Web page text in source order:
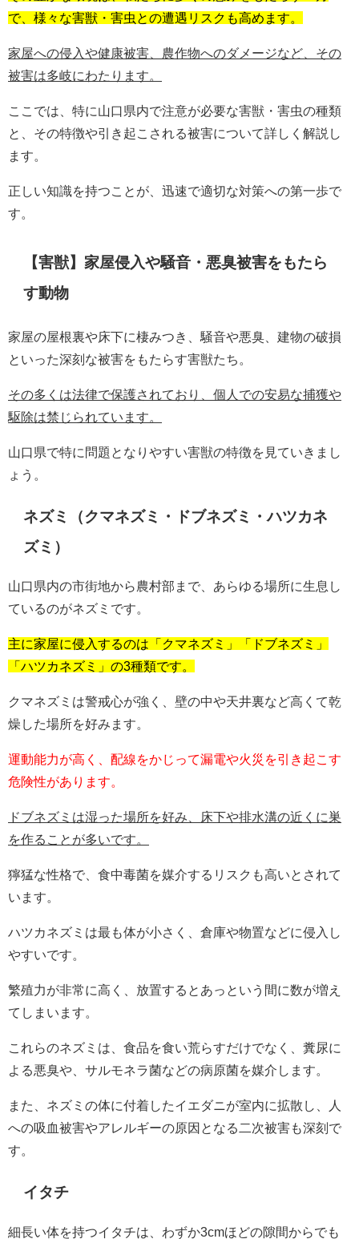
で、様々な害獣・害虫との遭遇リスクも高めます。
家屋への侵入や健康被害、農作物へのダメージなど、その
被害は多岐にわたります。
ここでは、特に山口県内で注意が必要な害獣・害虫の種類
と、その特徴や引き起こされる被害について詳しく解説し
ます。
正しい知識を持つことが、迅速で適切な対策への第一歩で
す。
【害獣】家屋侵入や騒音・悪臭被害をもたら
す動物
家屋の屋根裏や床下に棲みつき、騒音や悪臭、建物の破損
といった深刻な被害をもたらす害獣たち。
その多くは法律で保護されており、個人での安易な捕獲や
駆除は禁じられています。
山口県で特に問題となりやすい害獣の特徴を見ていきまし
ょう。
ネズミ（クマネズミ・ドブネズミ・ハツカネ
ズミ）
山口県内の市街地から農村部まで、あらゆる場所に生息し
ているのがネズミです。
主に家屋に侵入するのは「クマネズミ」「ドブネズミ」
「ハツカネズミ」の3種類です。
クマネズミは警戒心が強く、壁の中や天井裏など高くて乾
燥した場所を好みます。
運動能力が高く、配線をかじって漏電や火災を引き起こす
危険性があります。
ドブネズミは湿った場所を好み、床下や排水溝の近くに巣
を作ることが多いです。
獰猛な性格で、食中毒菌を媒介するリスクも高いとされて
います。
ハツカネズミは最も体が小さく、倉庫や物置などに侵入し
やすいです。
繁殖力が非常に高く、放置するとあっという間に数が増え
てしまいます。
これらのネズミは、食品を食い荒らすだけでなく、糞尿に
よる悪臭や、サルモネラ菌などの病原菌を媒介します。
また、ネズミの体に付着したイエダニが室内に拡散し、人
への吸血被害やアレルギーの原因となる二次被害も深刻で
す。
イタチ
細長い体を持つイタチは、わずか3cmほどの隙間からでも